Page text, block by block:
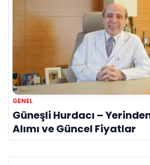
GENEL
Güneşli Hurdacı –
Alımı ve Güncel Fiyatlar